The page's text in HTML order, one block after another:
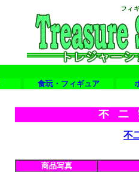
食玩・フィギュア
不
商品写真